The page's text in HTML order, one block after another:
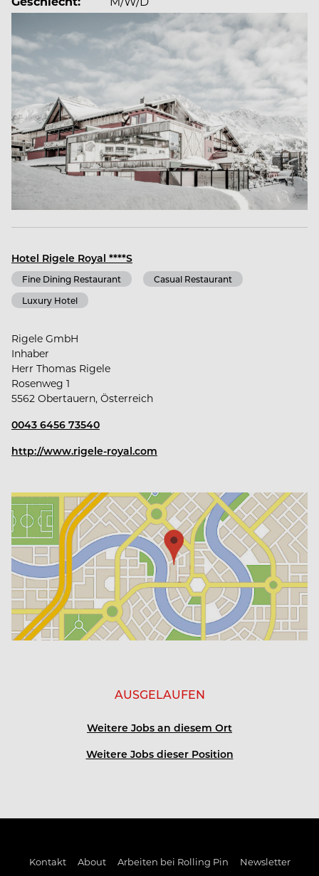
Hotel Rigele Royal ****S
Fine Dining Restaurant
Casual Restaurant
Luxury Hotel
Rigele GmbH
Inhaber
Herr Thomas Rigele
Rosenweg 1
5562 Obertauern, Österreich
0043 6456 73540
http://www.rigele-royal.com
AUSGELAUFEN
Weitere Jobs an diesem Ort
Weitere Jobs dieser Position
Kontakt About Arbeiten bei Rolling Pin
Newsletter